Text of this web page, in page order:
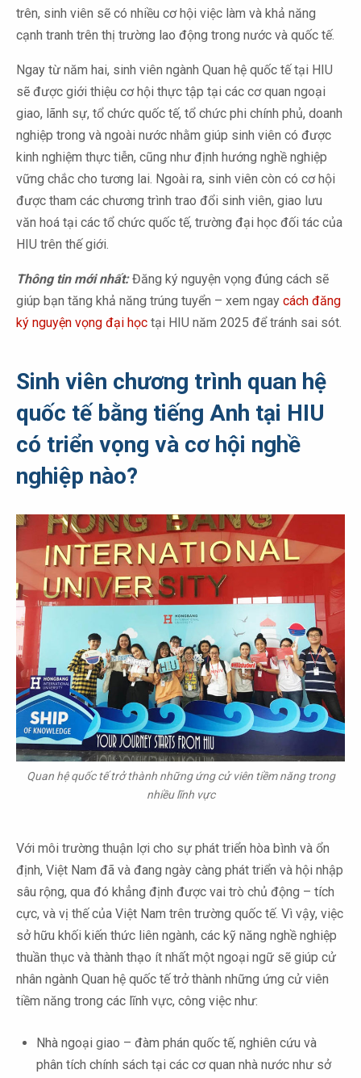
trên, sinh viên sẽ có nhiều cơ hội việc làm và khả năng
cạnh tranh trên thị trường lao động trong nước và quốc tế.
Ngay từ năm hai, sinh viên ngành Quan hệ quốc tế tại HIU
sẽ được giới thiệu cơ hội thực tập tại các cơ quan ngoại
giao, lãnh sự, tổ chức quốc tế, tổ chức phi chính phủ, doanh
nghiệp trong và ngoài nước nhằm giúp sinh viên có được
kinh nghiệm thực tiễn, cũng như định hướng nghề nghiệp
vững chắc cho tương lai. Ngoài ra, sinh viên còn có cơ hội
được tham các chương trình trao đổi sinh viên, giao lưu
văn hoá tại các tổ chức quốc tế, trường đại học đối tác của
HIU trên thế giới.
Thông tin mới nhất:Đăng ký nguyện vọng đúng cách sẽ
giúp bạn tăng khả năng trúng tuyển – xem ngay cách đăng
ký nguyện vọng đại học tại HIU năm 2025 để tránh sai sót.
Sinh viên chương trình quan hệ
quốc tế bằng tiếng Anh tại HIU
có triển vọng và cơ hội nghề
nghiệp nào?
Quan hệ quốc tế trở thành những ứng cử viên tiềm năng trong
nhiều lĩnh vực
Với môi trường thuận lợi cho sự phát triển hòa bình và ổn
định, Việt Nam đã và đang ngày càng phát triển và hội nhập
sâu rộng, qua đó khẳng định được vai trò chủ động – tích
cực, và vị thế của Việt Nam trên trường quốc tế. Vì vậy, việc
sở hữu khối kiến thức liên ngành, các kỹ năng nghề nghiệp
thuần thục và thành thạo ít nhất một ngoại ngữ sẽ giúp cử
nhân ngành Quan hệ quốc tế trở thành những ứng cử viên
tiềm năng trong các lĩnh vực, công việc như:
Nhà ngoại giao – đàm phán quốc tế, nghiên cứu và
phân tích chính sách tại các cơ quan nhà nước như sở